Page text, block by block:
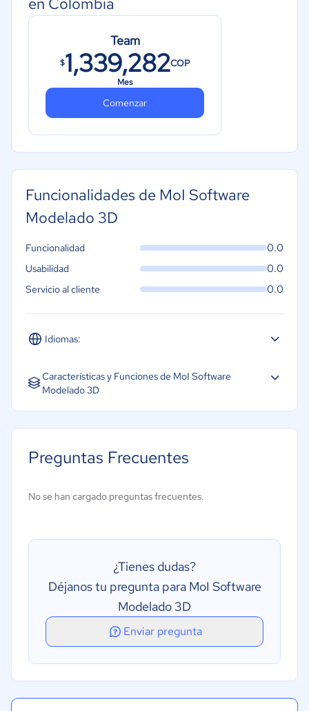
Team
$1,339,282COP
Mes
Comenzar
Funcionalidades de MoI Software
Modelado 3D
Idiomas:
Español
Funcionalidad 0.0
Usabilidad 0.0
Servicio al cliente 0.0
Características y Funciones de MoI Software
Modelado 3D
Dibujo 2D
Preguntas Frecuentes
No se han cargado preguntas frecuentes.
¿Tienes dudas?
Déjanos tu pregunta para MoI Software
Modelado 3D
Enviar pregunta